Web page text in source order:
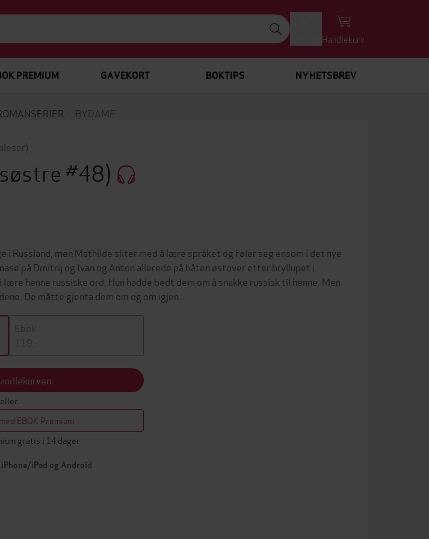
Handlekurv
PREMIUM GAVEKORT BOKTIPS NYHETSBREV
BYDAME
#48)
i Russland, men Mathilde sliter med å lære språket og føler seg ensom i det nye
på Dmitrij og Ivan og Anton allerede på båten østover etter bryllupet i
henne russiske ord. Hun hadde bedt dem om å snakke russisk til henne. Men
De måtte gjenta dem om og om igjen…
Ebok
119,-
eller
EBOK Premium
gratis i 14 dager
iPad og Android